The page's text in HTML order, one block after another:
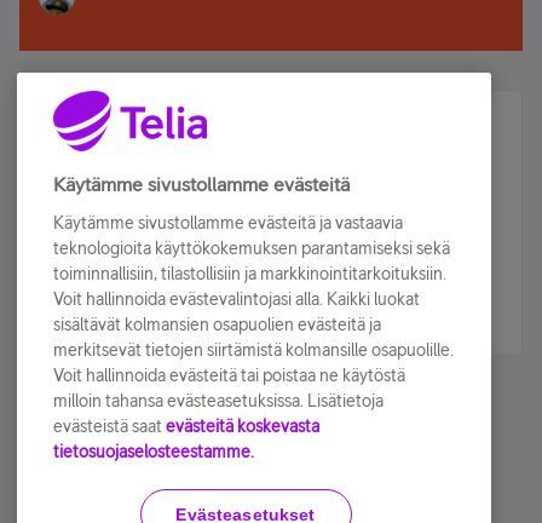
Älä jää paitsi – osallistu ja voita!
Tilaa Telian uutiskirje ja olet mukana arvonnassa.
sähköpostiisi.
Tilaa nyt
Käyttöehdot Accessibility statement
Käytämme sivustollamme evästeitä
Käytämme sivustollamme evästeitä ja vastaavia
teknologioita käyttökokemuksen parantamiseksi sekä
toiminnallisiin, tilastollisiin ja markkinointitarkoituksiin.
Voit hallinnoida evästevalintojasi alla. Kaikki luokat
sisältävät kolmansien osapuolien evästeitä ja
merkitsevät tietojen siirtämistä kolmansille osapuolille.
Voit hallinnoida evästeitä tai poistaa ne käytöstä
milloin tahansa evästeasetuksissa. Lisätietoja
evästeistä saat evästeitä koskevasta
tietosuojaselosteestamme.
Evästeasetukset